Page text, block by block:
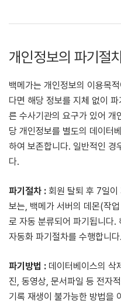
개인정보의 파기절
백메가는 개인정보의 이용목
다면 해당 정보를 지체 없이
른 수사기관의 요구가 있어 개
당 개인정보를 별도의 데이터
하여 보존합니다. 일반적인 경
다.
파기절차 : 회원 탈퇴 후 7일이
보는, 백메가 서버의 데몬(작
로 자동 분류되어 파기됩니다
자동화 파기절차를 수행합니다.
파기방법 : 데이터베이스의 삭
진, 동영상, 문서파일 등 전자
기록 재생이 불가능한 방법을